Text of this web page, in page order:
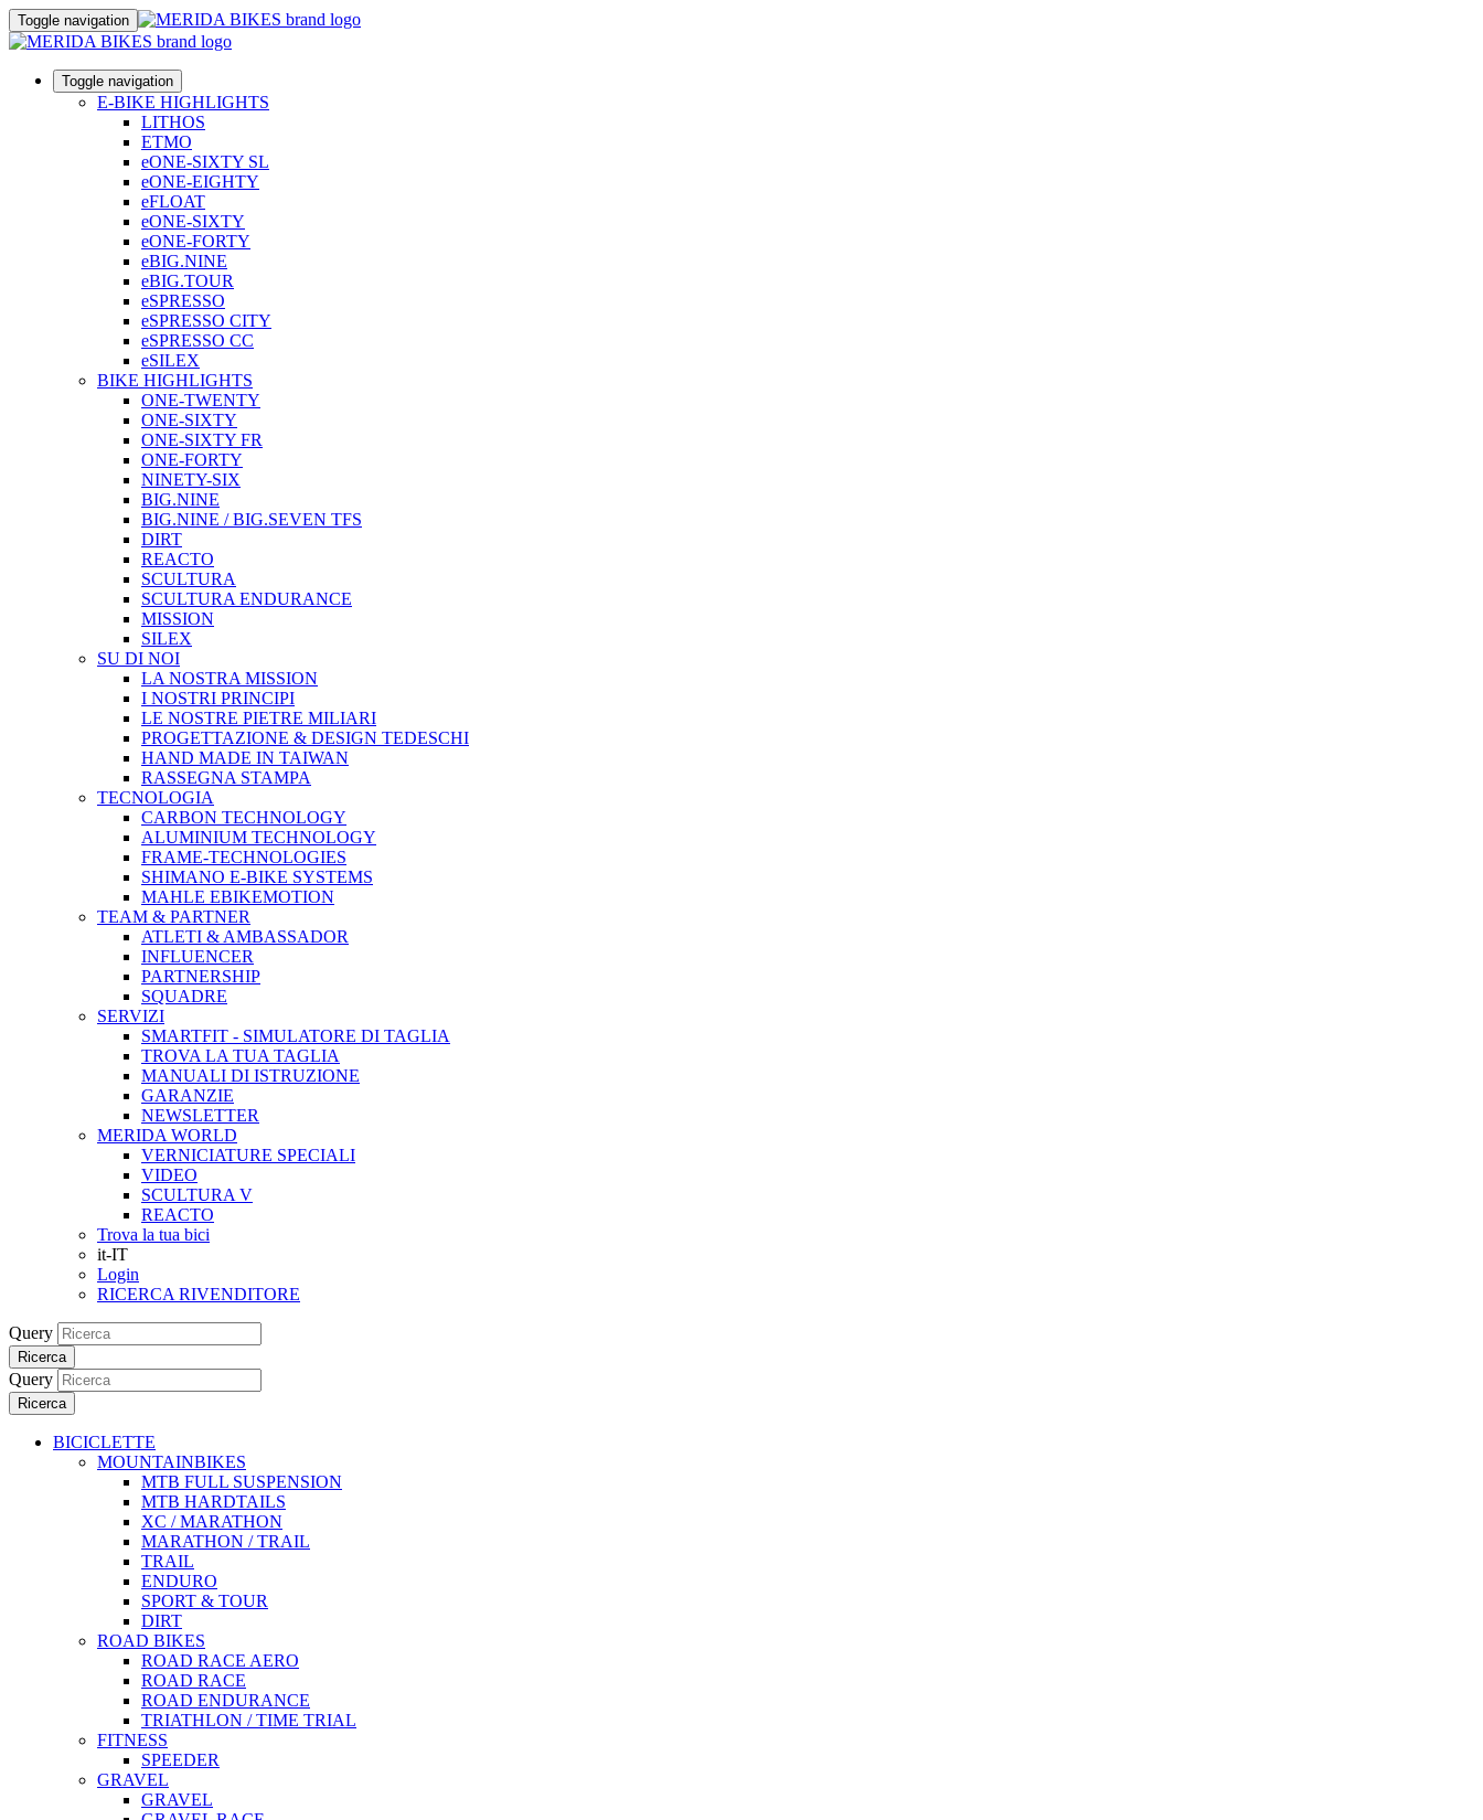
Toggle navigation
Toggle navigation
E-BIKE HIGHLIGHTS
LITHOS
ETMO
eONE-SIXTY SL
eONE-EIGHTY
eFLOAT
eONE-SIXTY
eONE-FORTY
eBIG.NINE
eBIG.TOUR
eSPRESSO
eSPRESSO CITY
eSPRESSO CC
eSILEX
BIKE HIGHLIGHTS
ONE-TWENTY
ONE-SIXTY
ONE-SIXTY FR
ONE-FORTY
NINETY-SIX
BIG.NINE
BIG.NINE / BIG.SEVEN TFS
DIRT
REACTO
SCULTURA
SCULTURA ENDURANCE
MISSION
SILEX
SU DI NOI
LA NOSTRA MISSION
I NOSTRI PRINCIPI
LE NOSTRE PIETRE MILIARI
PROGETTAZIONE & DESIGN TEDESCHI
HAND MADE IN TAIWAN
RASSEGNA STAMPA
TECNOLOGIA
CARBON TECHNOLOGY
ALUMINIUM TECHNOLOGY
FRAME-TECHNOLOGIES
SHIMANO E-BIKE SYSTEMS
MAHLE EBIKEMOTION
TEAM & PARTNER
ATLETI & AMBASSADOR
INFLUENCER
PARTNERSHIP
SQUADRE
SERVIZI
SMARTFIT - SIMULATORE DI TAGLIA
TROVA LA TUA TAGLIA
MANUALI DI ISTRUZIONE
GARANZIE
NEWSLETTER
MERIDA WORLD
VERNICIATURE SPECIALI
VIDEO
SCULTURA V
REACTO
Trova la tua bici
it-IT
Login
RICERCA RIVENDITORE
Query
Ricerca
Query
Ricerca
BICICLETTE
MOUNTAINBIKES
MTB FULL SUSPENSION
MTB HARDTAILS
XC / MARATHON
MARATHON / TRAIL
TRAIL
ENDURO
SPORT & TOUR
DIRT
ROAD BIKES
ROAD RACE AERO
ROAD RACE
ROAD ENDURANCE
TRIATHLON / TIME TRIAL
FITNESS
SPEEDER
GRAVEL
GRAVEL